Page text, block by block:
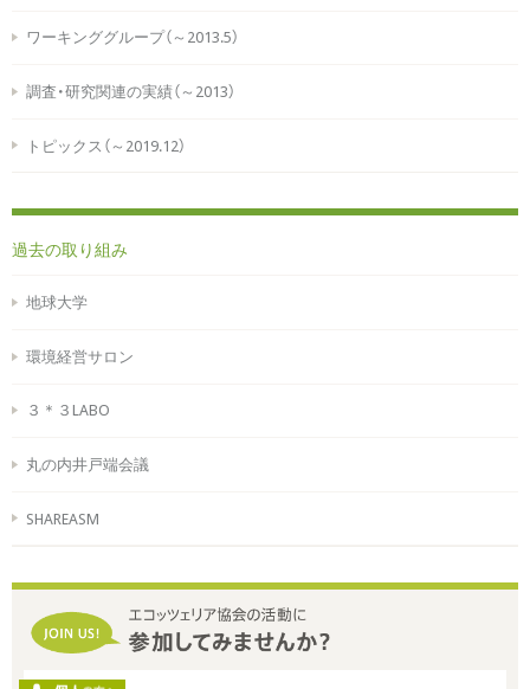
ワーキンググループ（～2013.5）
調査・研究関連の実績（～2013）
トピックス（～2019.12）
過去の取り組み
地球大学
環境経営サロン
３＊３LABO
丸の内井戸端会議
SHAREASM